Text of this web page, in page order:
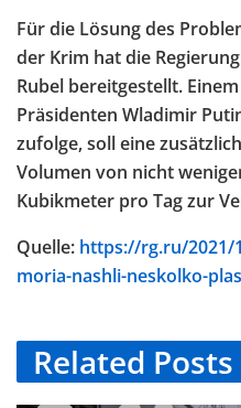
Für die Lösung des
der Krim hat die
Rubel bereitgestellt.
Präsidenten Wladimir
zufolge, soll eine
Volumen von nicht
Kubikmeter pro Tag zur
Quelle: https://rg.ru/2021/
moria-nashli-neskolko-
Related Posts